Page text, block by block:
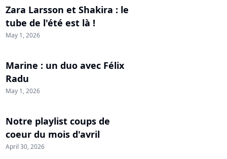
Zara Larsson et Shakira : le
tube de l'été est là !
May 1, 2026
Marine : un duo avec Félix
Radu
May 1, 2026
Notre playlist coups de
coeur du mois d'avril
April 30, 2026